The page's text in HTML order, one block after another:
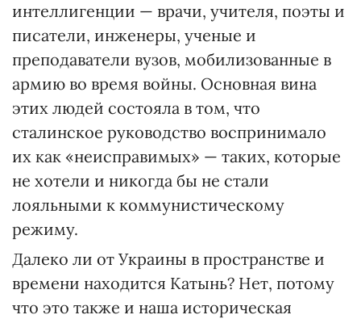
интеллигенции — врачи, учителя, поэты и
писатели, инженеры, ученые и
преподаватели вузов, мобилизованные в
армию во время войны. Основная вина
этих людей состояла в том, что
сталинское руководство воспринимало
их как «неисправимых» — таких, которые
не хотели и никогда бы не стали
лояльными к коммунистическому
режиму.
Далеко ли от Украины в пространстве и
времени находится Катынь? Нет, потому
что это также и наша историческая